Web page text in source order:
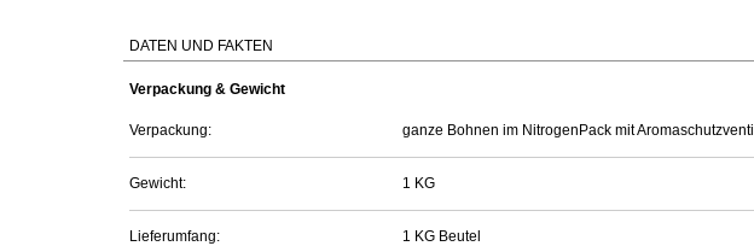
DATEN UND FAKTEN
Verpackung & Gewicht
Verpackung: ganze Bohnen im NitrogenPack mit Aromaschutzventil
Gewicht: 1 KG
Lieferumfang: 1 KG Beutel